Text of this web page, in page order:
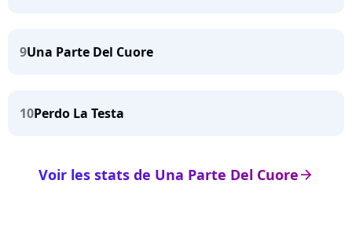
9Una Parte Del Cuore
10Perdo La Testa
arrow_right
Voir les stats de Una Parte Del Cuore